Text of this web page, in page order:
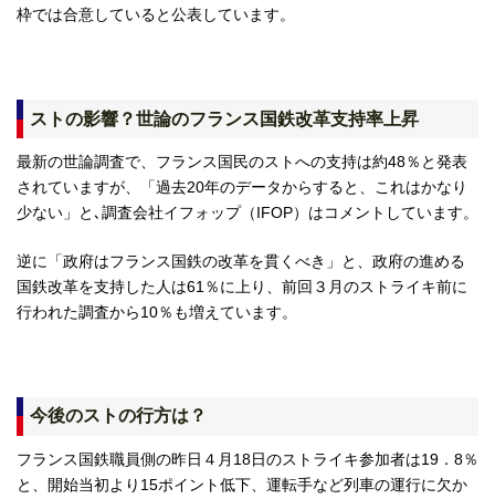
枠では合意していると公表しています。
ストの影響？世論のフランス国鉄改革支持率上昇
最新の世論調査で、フランス国民のストへの支持は約48％と発表
されていますが、「過去20年のデータからすると、これはかなり
少ない」と､調査会社イフォップ（IFOP）はコメントしています。
逆に「政府はフランス国鉄の改革を貫くべき」と、政府の進める
国鉄改革を支持した人は61％に上り、前回３月のストライキ前に
行われた調査から10％も増えています。
今後のストの行方は？
フランス国鉄職員側の昨日４月18日のストライキ参加者は19．8％
と、開始当初より15ポイント低下、運転手など列車の運行に欠か